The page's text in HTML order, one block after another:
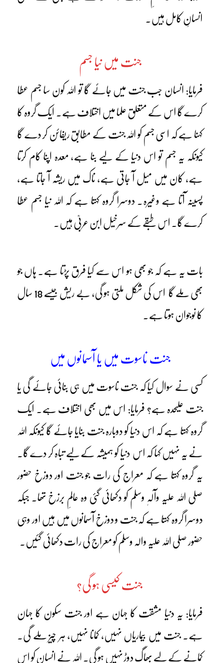
انسانِ کامل ہیں۔
جنت میں نیا جسم
فرمایا: انسان جب جنت میں جائے گا تو اللہ کون سا جسم عطا
کرے گا اس کے متعلق علما میں اختلاف ہے۔ ایک گروہ کا
کہنا ہے کہ اسی جسم کو اللہ جنت کے مطابق ریفائن کر دے گا
کیونکہ یہ جسم تو اس دنیا کے لیے بنا ہے، معدہ اپنا کام کرتا
ہے، کان میں میل آ جاتی ہے، ناک میں ریشہ آ جاتا ہے،
پسینہ آتا ہے وغیرہ۔ دوسرا گروہ کہتا ہے کہ اللہ نیا جسم عطا
کرے گا۔ اس طبقے کے سرخیل ابن عربیؒ ہیں۔
بات یہ ہے کہ جو بھی ہو اس سے کیا فرق پڑتا ہے۔ ہاں جو
بھی ملے گا اس کی شکل ملتی ہو گی، بے ریش جیسے 18 سال
کا نوجوان ہوتا ہے۔
جنت ناسوت میں یا آسمانوں میں
کسی نے سوال کیا کہ جنت ناسوت میں ہی بنائی جائے گی یا
جنت علیحدہ ہے؟ فرمایا: اس میں بھی اختلاف ہے۔ ایک
گروہ کہتا ہے کہ اس دنیا کو دوبارہ جنت بنایا جائے گا کیونکہ اللہ
نے یہ نہیں کہا کہ اس دنیا کو ہمیشہ کے لیے تباہ کر دے گا۔
یہ گروہ کہتا ہے کہ معراج کی رات جو جنت اور دوزخ حضور
صلی اللہ علیہ وآلہٖ وسلم کو دکھائی گئی وہ عالمِ برزخ تھا۔ جبکہ
دوسرا گروہ کہتا ہے کہ جنت و دوزخ آسمانوں میں ہیں اور وہی
حضور صلی اللہ علیہ والہ وسلم کو معراج کی رات دکھائی گئیں۔
جنت کیسی ہو گی؟
فرمایا: یہ دنیا مشقت کا جہان ہے اور جنت سکون کا جہان
ہے۔ جنت میں بیماریاں نہیں، کمانا نہیں، ہر چیز ملے گی۔
کمانے کے لیے بھاگ دوڑ نہیں ہو گی۔ اللہ نے انسان کو اس